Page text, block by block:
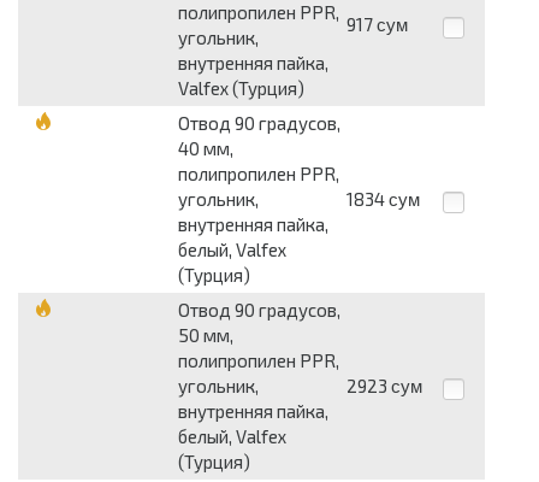
полипропилен PPR,
угольник,
внутренняя пайка,
Valfex (Турция)
917 сум
Отвод 90 градусов,
40 мм,
полипропилен PPR,
угольник,
внутренняя пайка,
белый, Valfex
(Турция)
1834 сум
Отвод 90 градусов,
50 мм,
полипропилен PPR,
угольник,
внутренняя пайка,
белый, Valfex
(Турция)
2923 сум